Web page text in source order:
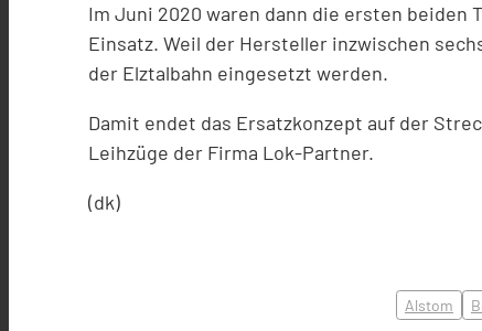
Im Juni 2020 waren dann die ersten beiden
Einsatz. Weil der Hersteller inzwischen
der Elztalbahn eingesetzt werden.
Damit endet das Ersatzkonzept auf der
Leihzüge der Firma Lok-Partner.
(dk)
Alstom